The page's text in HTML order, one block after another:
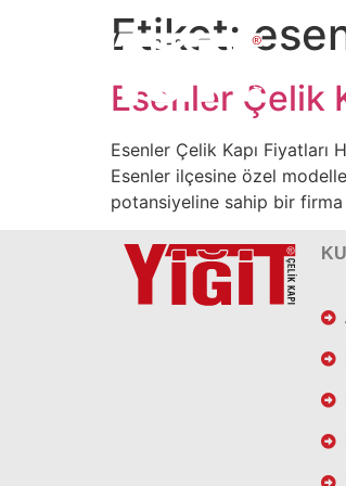
Etiket:
Esenler Çelik
Esenler Çelik Kapı Fiyatları
Esenler ilçesine özel
potansiyeline sahip bir